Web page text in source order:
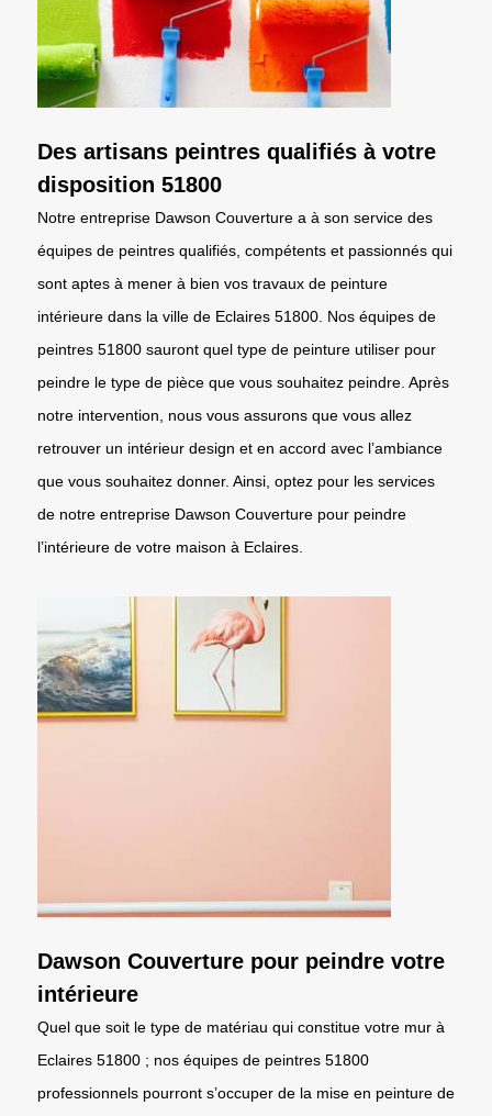
Des artisans peintres qualifiés à votre
disposition 51800
Notre entreprise Dawson Couverture a à son service des
équipes de peintres qualifiés, compétents et passionnés qui
sont aptes à mener à bien vos travaux de peinture
intérieure dans la ville de Eclaires 51800. Nos équipes de
peintres 51800 sauront quel type de peinture utiliser pour
peindre le type de pièce que vous souhaitez peindre. Après
notre intervention, nous vous assurons que vous allez
retrouver un intérieur design et en accord avec l’ambiance
que vous souhaitez donner. Ainsi, optez pour les services
de notre entreprise Dawson Couverture pour peindre
l’intérieure de votre maison à Eclaires.
Dawson Couverture pour peindre votre
intérieure
Quel que soit le type de matériau qui constitue votre mur à
Eclaires 51800 ; nos équipes de peintres 51800
professionnels pourront s’occuper de la mise en peinture de